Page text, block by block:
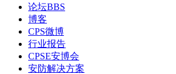
论坛BBS
博客
CPS微博
行业报告
CPSE安博会
安防解决方案